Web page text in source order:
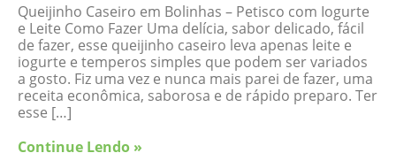
Queijinho Caseiro em Bolinhas – Petisco com Iogurte
e Leite Como Fazer Uma delícia, sabor delicado, fácil
de fazer, esse queijinho caseiro leva apenas leite e
iogurte e temperos simples que podem ser variados
a gosto. Fiz uma vez e nunca mais parei de fazer, uma
receita econômica, saborosa e de rápido preparo. Ter
esse […]
Continue Lendo »